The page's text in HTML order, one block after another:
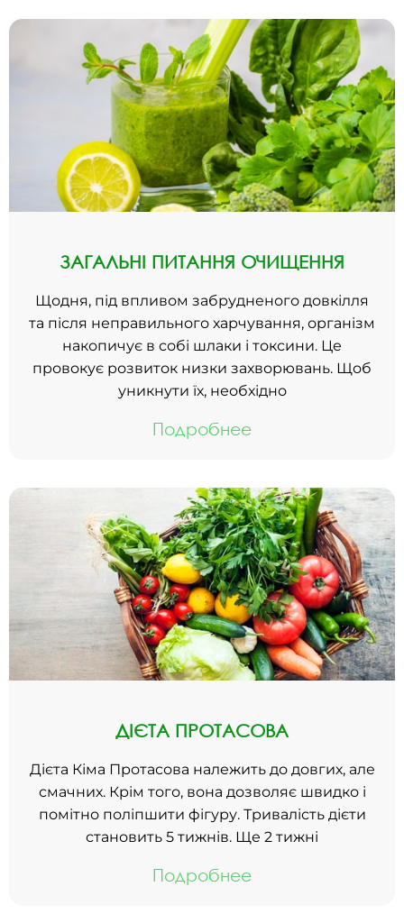
ЗАГАЛЬНІ ПИТАННЯ ОЧИЩЕННЯ
Щодня, під впливом забрудненого довкілля
та після неправильного харчування, організм
накопичує в собі шлаки і токсини. Це
провокує розвиток низки захворювань. Щоб
уникнути їх, необхідно
Подробнее
ДІЄТА ПРОТАСОВА
Дієта Кіма Протасова належить до довгих, але
смачних. Крім того, вона дозволяє швидко і
помітно поліпшити фігуру. Тривалість дієти
становить 5 тижнів. Ще 2 тижні
Подробнее